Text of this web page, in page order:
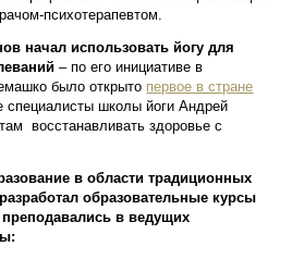
психотерапевтом.
начал использовать йогу для
– по его инициативе в
было открыто первое в стране
специалисты школы йоги Андрей
восстанавливать здоровье с
в области традиционных
образовательные курсы
в ведущих